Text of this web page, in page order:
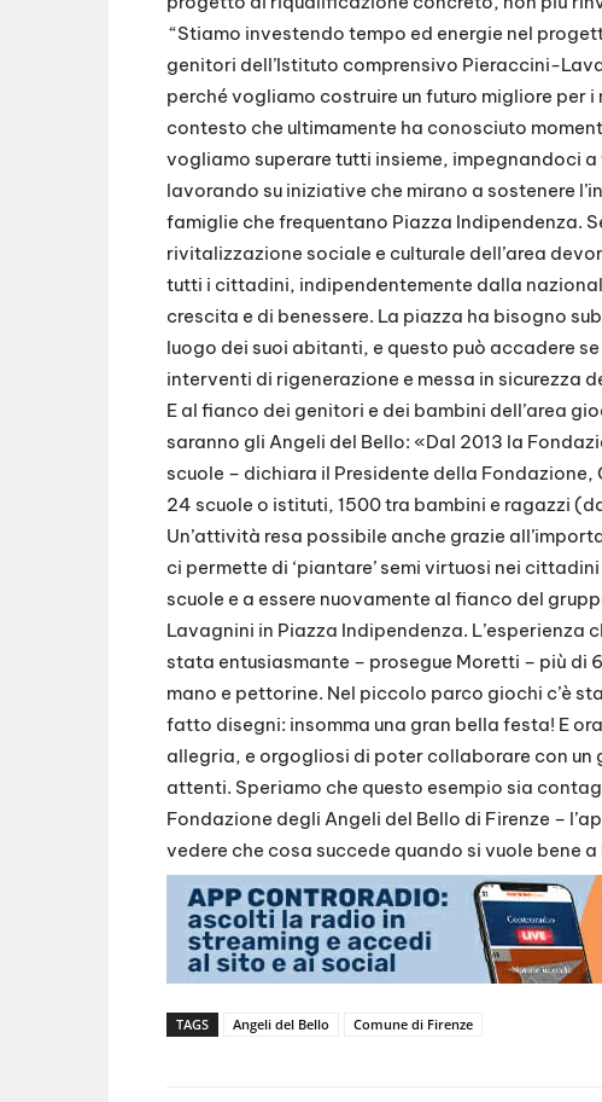
“Stiamo investendo tempo ed energie nel
genitori dell’Istituto comprensivo Pieraccini-
perché vogliamo costruire un futuro migliore per
contesto che ultimamente ha conosciuto
vogliamo superare tutti insieme, impegnandoci
lavorando su iniziative che mirano a sostenere
famiglie che frequentano Piazza Indipendenza.
rivitalizzazione sociale e culturale dell’area
tutti i cittadini, indipendentemente dalla
crescita e di benessere. La piazza ha bisogno
luogo dei suoi abitanti, e questo può accadere
interventi di rigenerazione e messa in sicurezza
E al fianco dei genitori e dei bambini dell’area
saranno gli Angeli del Bello: «Dal 2013 la
scuole – dichiara il Presidente della
24 scuole o istituti, 1500 tra bambini e ragazzi
Un’attività resa possibile anche grazie
ci permette di ‘piantare’ semi virtuosi nei
scuole e a essere nuovamente al fianco del
Lavagnini in Piazza Indipendenza.
stata entusiasmante – prosegue Moretti – più
mano e pettorine. Nel piccolo parco giochi c’è
fatto disegni: insomma una gran bella festa! E
allegria, e orgogliosi di poter collaborare con
attenti. Speriamo che questo esempio sia
Fondazione degli Angeli del Bello di Firenze –
vedere che cosa succede quando si vuole bene a
TAGS Angeli del Bello Comune di Firenze